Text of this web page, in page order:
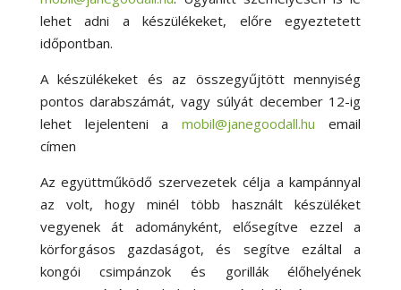
lehet adni a készülékeket, előre egyeztetett
időpontban.
A készülékeket és az összegyűjtött mennyiség
pontos darabszámát, vagy súlyát december 12-ig
lehet lejelenteni amobil@janegoodall.hu email
címen
Az együttműködő szervezetek célja a kampánnyal
az volt, hogy minél több használt készüléket
vegyenek át adományként, elősegítve ezzel a
körforgásos gazdaságot, és segítve ezáltal a
kongói csimpánzok és gorillák élőhelyének